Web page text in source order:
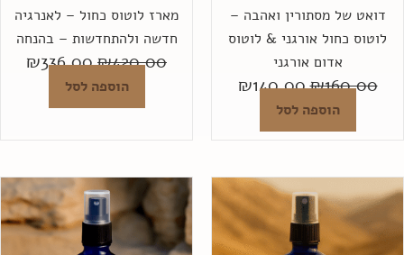
דואט של מסתורין ואהבה –
לוטוס כחול אורגני & לוטוס
אדום אורגני
₪160.00
₪140.00
הוספה לסל
מארז לוטוס כחול – לאנרגיה
חדשה ולהתחדשות – בהנחה
₪420.00
₪336.00
הוספה לסל
למוצר
זה
יש